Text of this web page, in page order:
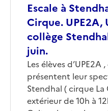
Escale à
Cirque. UPE2A,
collège
juin.
Les élèves d’UPE2A
présentent leur
Stendhal ( cirque La
extérieur de 10h à